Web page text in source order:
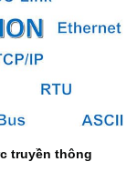
truyền thông